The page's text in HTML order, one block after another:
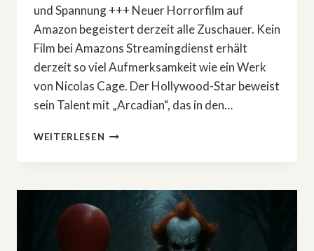
und Spannung +++ Neuer Horrorfilm auf
Amazon begeistert derzeit alle Zuschauer. Kein
Film bei Amazons Streamingdienst erhält
derzeit so viel Aufmerksamkeit wie ein Werk
von Nicolas Cage. Der Hollywood-Star beweist
sein Talent mit „Arcadian“, das in den…
WEITERLESEN NEUER
AUF
BEGEISTERT
DERZEIT
ALLE
ZUSCHAUER